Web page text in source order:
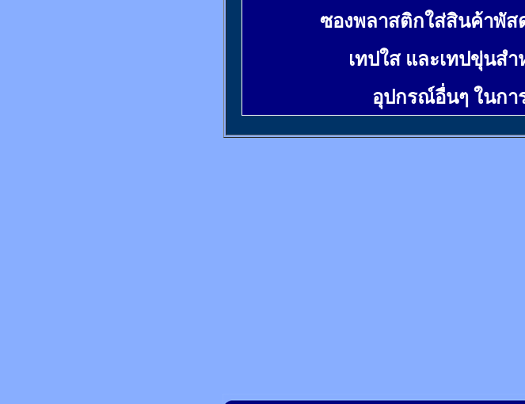
ซองพลาสติกใส่สินค้าพัส
เทปใส และเทปขุ่นส
อุปกรณ์อื่นๆ ในกา